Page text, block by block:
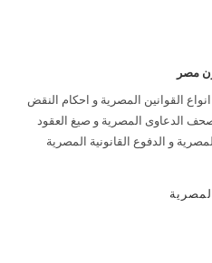
مصر
القوانين المصرية و احكام النقض
الدعاوى المصرية و صيغ العقود
و الدفوع القانونية المصرية